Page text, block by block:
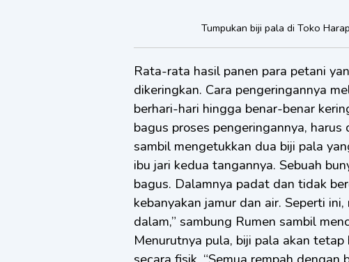
Tumpukan biji pala di Toko
Rata-rata hasil panen para petani
dikeringkan. Cara pengeringannya
berhari-hari hingga benar-benar
bagus proses pengeringannya,
sambil mengetukkan dua biji pala
ibu jari kedua tangannya. Sebuah
bagus. Dalamnya padat dan tidak
kebanyakan jamur dan air. Seperti
dalam,” sambung Rumen sambil
Menurutnya pula, biji pala akan